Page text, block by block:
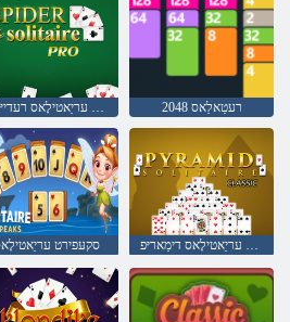
ָארּפ עריַאטילָאס רעדייּפס רעטַאלַאס 2048
סקעּפירט שיסַאלק עריַאטילָאס דימַאריּפ